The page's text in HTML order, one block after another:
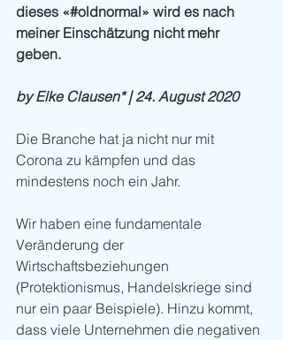
dieses «#oldnormal» wird es nach
meiner Einschätzung nicht mehr
geben.
by Elke Clausen* | 24. August 2020
Die Branche hat ja nicht nur mit
Corona zu kämpfen und das
mindestens noch ein Jahr.
Wir haben eine fundamentale
Veränderung der
Wirtschaftsbeziehungen
(Protektionismus, Handelskriege sind
nur ein paar Beispiele). Hinzu kommt,
dass viele Unternehmen die negativen